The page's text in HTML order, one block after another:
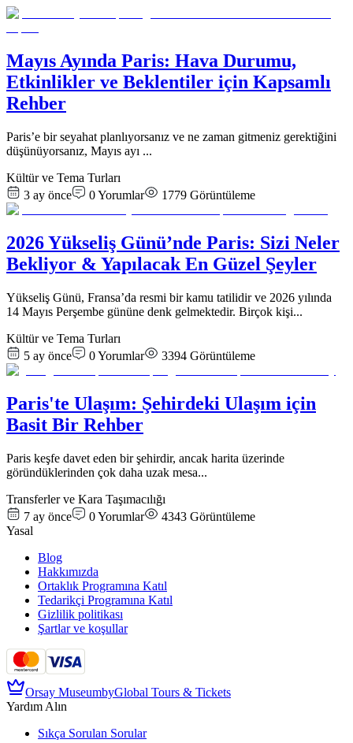
Mayıs Ayında Paris: Hava Durumu,
Etkinlikler ve Beklentiler için Kapsamlı
Rehber
Paris’e bir seyahat planlıyorsanız ve ne zaman gitmeniz gerektiğini
düşünüyorsanız, Mayıs ayı ...
Kültür ve Tema Turları
3 ay önce
0Yorumlar 1779 Görüntüleme
2026 Yükseliş Günü’nde Paris: Sizi Neler
Bekliyor & Yapılacak En Güzel Şeyler
Yükseliş Günü, Fransa’da resmi bir kamu tatilidir ve 2026 yılında
14 Mayıs Perşembe gününe denk gelmektedir. Birçok kişi...
Kültür ve Tema Turları
5 ay önce
0Yorumlar 3394 Görüntüleme
Paris'te Ulaşım: Şehirdeki Ulaşım için
Basit Bir Rehber
Paris keşfe davet eden bir şehirdir, ancak harita üzerinde
göründüklerinden çok daha uzak mesa...
Transferler ve Kara Taşımacılığı
7 ay önce
0Yorumlar 4343 Görüntüleme
Yasal
Blog
Hakkımızda
Ortaklık Programına Katıl
Tedarikçi Programına Katıl
Gizlilik politikası
Şartlar ve koşullar
Orsay MuseumbyGlobal Tours & Tickets
Yardım Alın
Sıkça Sorulan Sorular